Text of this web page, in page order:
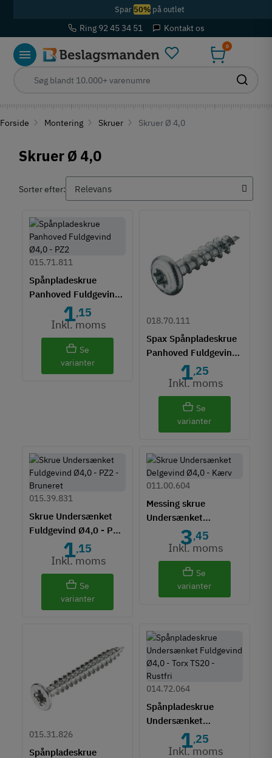
Spar 50%på outlet
Ring 92 45 34 51 Kontakt os
0
Forside Montering Skruer Skruer Ø 4,0
Skruer Ø 4,0
Sorter efter:
Spånpladeskrue
Panhoved Fuldgevind
Ø4,0 - PZ2
015.71.811
1,15
Inkl. moms
Se
varianter
Spax Spånpladeskrue
Panhoved Fuldgevind
Ø4,0 - Torx TS20
018.70.111
1,25
Inkl. moms
Se
varianter
Skrue Undersænket
Fuldgevind Ø4,0 - PZ2
- Bruneret
015.39.831
1,15
Inkl. moms
Se
varianter
Messing skrue
Undersænket
Delgevind Ø4,0 - Lige
011.00.604
3,45
Inkl. moms
Se
varianter
Spånpladeskrue
015.31.826
Spånpladeskrue
Undersænket
Fuldgevind Ø4,0 - Torx
TS20 - Rustfri
014.72.064
1,25
Inkl. moms